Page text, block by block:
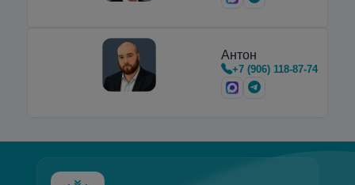
Антон
+7 (906) 118-87-74